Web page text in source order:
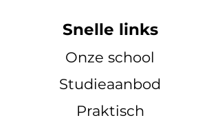
Snelle links
Onze school
Studieaanbod
Praktisch